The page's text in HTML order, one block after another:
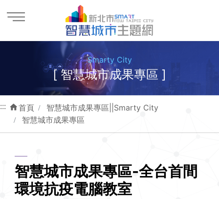
Smarty City
[ 智慧城市成果專區 ]
::: 首頁
智慧城市成果專區||Smarty City
智慧城市成果專區
智慧城市成果專區-全台首間
環境抗疫電腦教室